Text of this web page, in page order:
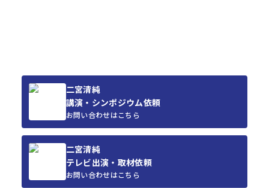
二宮清純
講演・シンポジウム依頼
お問い合わせはこちら
二宮清純
テレビ出演・取材依頼
お問い合わせはこちら